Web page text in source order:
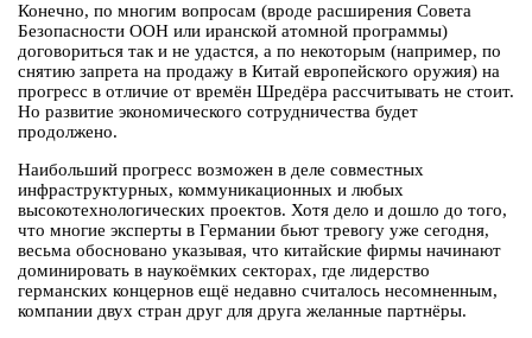
Конечно, по многим вопросам (вроде расширения Совета
Безопасности ООН или иранской атомной программы)
договориться так и не удастся, а по некоторым (например, по
снятию запрета на продажу в Китай европейского оружия) на
прогресс в отличие от времён Шредёра рассчитывать не стоит.
Но развитие экономического сотрудничества будет
продолжено.
Наибольший прогресс возможен в деле совместных
инфраструктурных, коммуникационных и любых
высокотехнологических проектов. Хотя дело и дошло до того,
что многие эксперты в Германии бьют тревогу уже сегодня,
весьма обосновано указывая, что китайские фирмы начинают
доминировать в наукоёмких секторах, где лидерство
германских концернов ещё недавно считалось несомненным,
компании двух стран друг для друга желанные партнёры.